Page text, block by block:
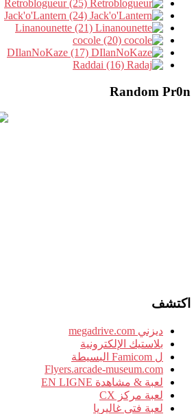
Random Pr0n
اكتشف
ديزني megadrive.com
بلاستيك الإلكترونية
ل Famicom البسيطة
Flyers.arcade-museum.com
لعبة & مشاهدة EN LIGNE
لعبة مركز CX
لعبة فتى غاليريا